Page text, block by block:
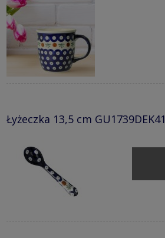
Łyżeczka 13,5 cm GU1739DEK41